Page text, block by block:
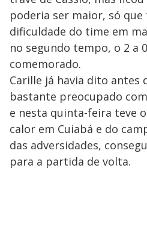
poderia ser maior, só
dificuldade do time em
no segundo tempo, o 2 a
comemorado.
Carille já havia dito antes
bastante preocupado
e nesta quinta-feira teve
calor em Cuiabá e do
das adversidades,
para a partida de volta.